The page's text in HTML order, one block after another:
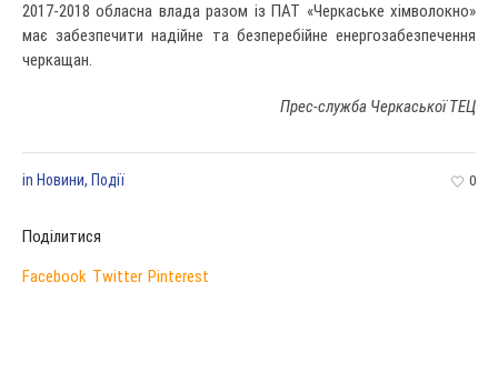
2017-2018 обласна влада разом із ПАТ «Черкаське хімволокно»
має забезпечити надійне та безперебійне енергозабезпечення
черкащан.
Прес-служба Черкаської ТЕЦ
0
in Новини, Події
Поділитися
Facebook Twitter Pinterest